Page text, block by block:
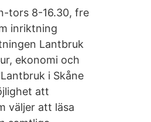
tors 8-16.30, fre
inriktning
Lantbruk
ekonomi och
i Skåne
att
väljer att läsa